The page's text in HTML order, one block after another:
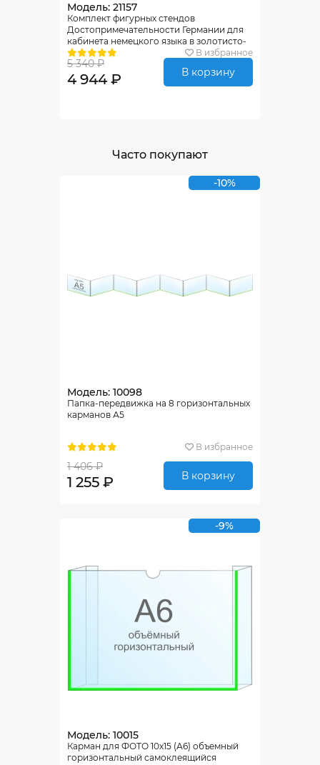
Модель: 21157
Комплект фигурных стендов
Достопримечательности Германии для
кабинета немецкого языка в золотисто-
голубых тонах 270*350 мм, 350*270 мм
В избранное
5 340 ₽
4 944 ₽ В корзину
Часто покупают
-10%
Модель: 10098
Папка-передвижка на 8 горизонтальных
карманов А5
В избранное
1 406 ₽
1 255 ₽ В корзину
-9%
Модель: 10015
Карман для ФОТО 10х15 (А6) объемный
горизонтальный самоклеящийся